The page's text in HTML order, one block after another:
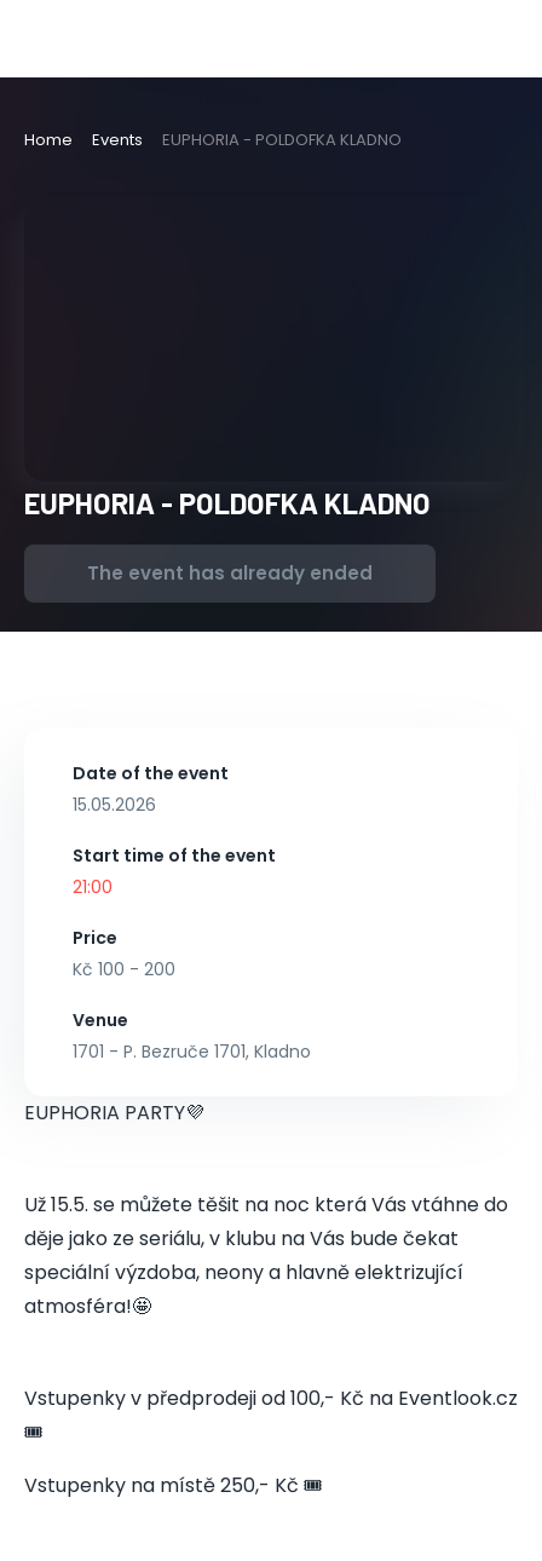
Home Events EUPHORIA - POLDOFKA KLADNO
EUPHORIA - POLDOFKA KLADNO
The event has already ended
Date of the event
15.05.2026
Start time of the event
21:00
Price
Kč 100 - 200
Venue
1701 - P. Bezruče 1701, Kladno
EUPHORIA PARTY💜
Už 15.5. se můžete těšit na noc která Vás vtáhne do
děje jako ze seriálu, v klubu na Vás bude čekat
speciální výzdoba, neony a hlavně elektrizující
atmosféra!🤩
Vstupenky v předprodeji od 100,- Kč na Eventlook.cz
🎟️
Vstupenky na místě 250,- Kč 🎟️